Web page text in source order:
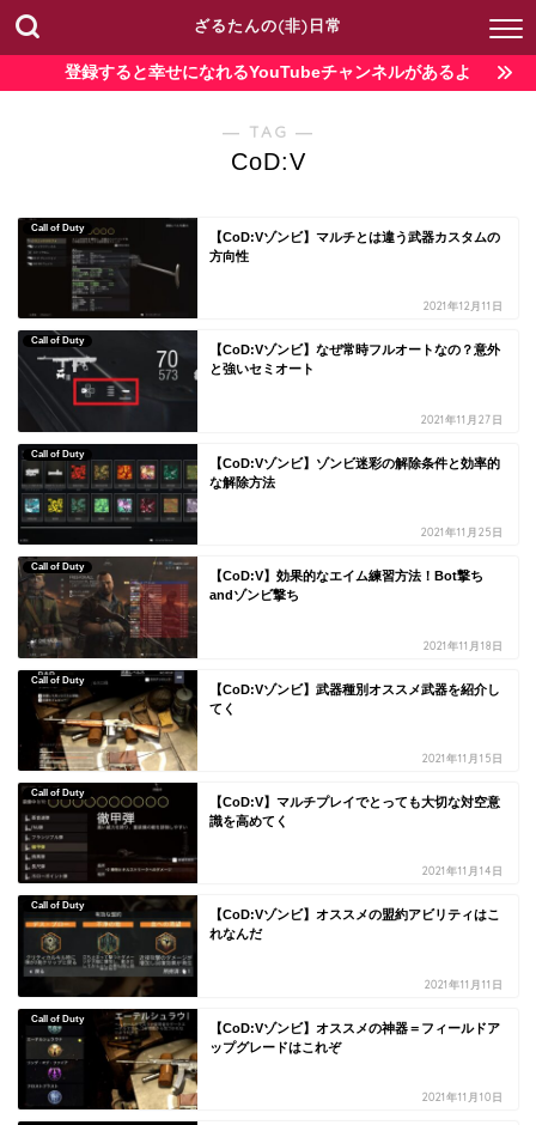
ざるたんの(非)日常
登録すると幸せになれるYouTubeチャンネルがあるよ
― TAG ―
CoD:V
Call of Duty
【CoD:Vゾンビ】マルチとは違う武器カスタムの
方向性
2021年12月11日
Call of Duty
【CoD:Vゾンビ】なぜ常時フルオートなの？意外
と強いセミオート
2021年11月27日
Call of Duty
【CoD:Vゾンビ】ゾンビ迷彩の解除条件と効率的
な解除方法
2021年11月25日
Call of Duty
【CoD:V】効果的なエイム練習方法！Bot撃ち
andゾンビ撃ち
2021年11月18日
Call of Duty
【CoD:Vゾンビ】武器種別オススメ武器を紹介し
てく
2021年11月15日
Call of Duty
【CoD:V】マルチプレイでとっても大切な対空意
識を高めてく
2021年11月14日
Call of Duty
【CoD:Vゾンビ】オススメの盟約アビリティはこ
れなんだ
2021年11月11日
Call of Duty
【CoD:Vゾンビ】オススメの神器＝フィールドア
ップグレードはこれぞ
2021年11月10日